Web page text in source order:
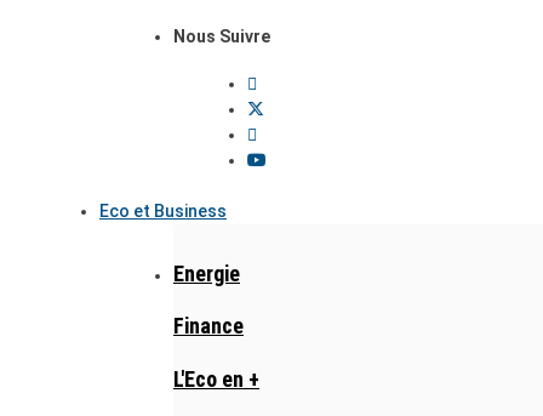
Nous Suivre
Eco et Business
Energie
Finance
L'Eco en +